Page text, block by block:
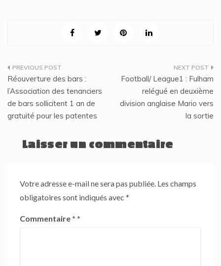
Navigation
de
l’article
Réouverture des bars :
l’Association des tenanciers
de bars sollicitent 1 an de
gratuité pour les patentes
Football/ League1 : Fulham
relégué en deuxième
division anglaise Mario vers
la sortie
Laisser un commentaire
Votre adresse e-mail ne sera pas publiée. Les champs
obligatoires sont indiqués avec *
Commentaire *